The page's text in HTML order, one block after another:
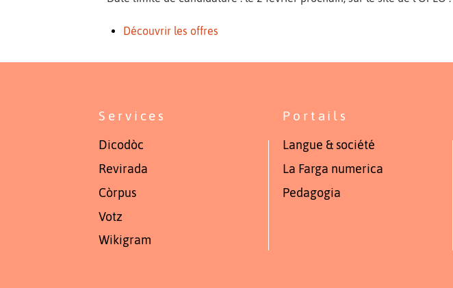
Découvrir les offres
Services
Dicodòc
Revirada
Còrpus
Votz
Wikigram
Portails
Langue & société
La Farga numerica
Pedagogia